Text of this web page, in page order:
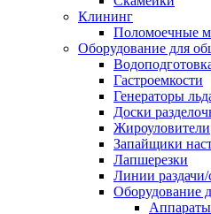
Клининг
Поломоечные
Оборудование для
Гастроемкости
Генераторы
Доски
Жироуловители
Запайщики
Лапшерезки
Линии
Оборудование